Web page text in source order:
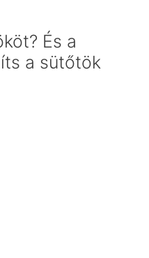
És a
a sütőtök